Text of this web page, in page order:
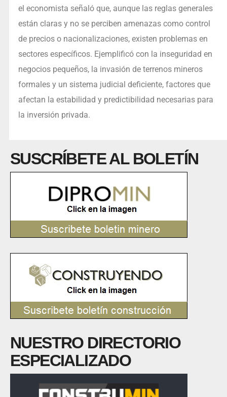
el economista señaló que, aunque las reglas generales
están claras y no se perciben amenazas como control
de precios o nacionalizaciones, existen problemas en
sectores específicos. Ejemplificó con la inseguridad en
negocios pequeños, la invasión de terrenos mineros
formales y un sistema judicial deficiente, factores que
afectan la estabilidad y predictibilidad necesarias para
la inversión privada.
SUSCRÍBETE AL BOLETÍN
NUESTRO DIRECTORIO
ESPECIALIZADO